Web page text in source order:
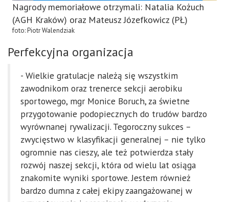
Nagrody memoriałowe otrzymali: Natalia Kożuch
(AGH Kraków) oraz Mateusz Józefkowicz (PŁ)
foto: Piotr Walendziak
Perfekcyjna organizacja
- Wielkie gratulacje należą się wszystkim
zawodnikom oraz trenerce sekcji aerobiku
sportowego, mgr Monice Boruch, za świetne
przygotowanie podopiecznych do trudów bardzo
wyrównanej rywalizacji. Tegoroczny sukces –
zwycięstwo w klasyfikacji generalnej – nie tylko
ogromnie nas cieszy, ale też potwierdza stały
rozwój naszej sekcji, która od wielu lat osiąga
znakomite wyniki sportowe. Jestem również
bardzo dumna z całej ekipy zaangażowanej w